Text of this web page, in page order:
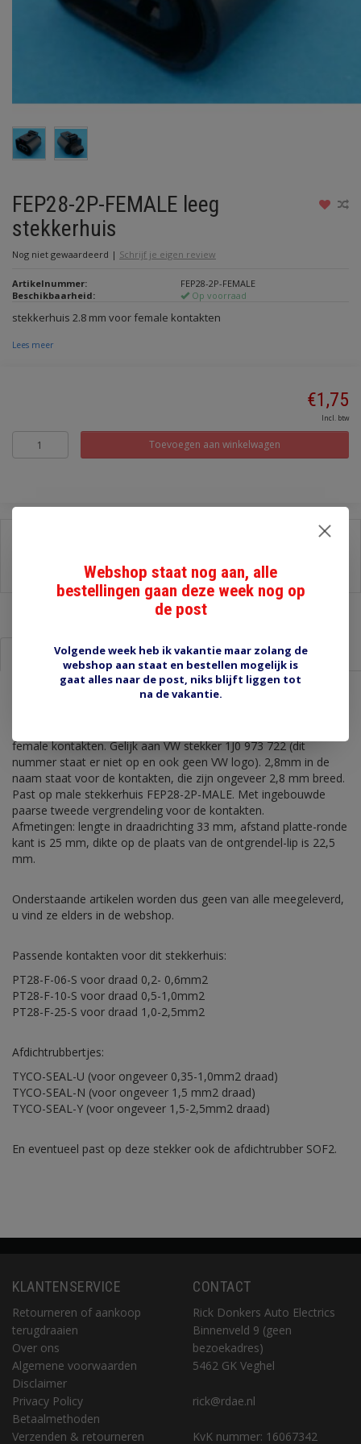
FEP28-2P-FEMALE leeg
stekkerhuis
Nog niet gewaardeerd | Schrijf je eigen review
Artikelnummer:
FEP28-2P-FEMALE
Beschikbaarheid:
Op voorraad
stekkerhuis 2.8 mm voor female kontakten
Lees meer
€1,75
Incl. btw
Toevoegen aan winkelwagen
Informatie Reviews (0)
female kontakten. Gelijk aan VW stekker 1J0 973 722 (dit
nummer staat er niet op en ook geen VW logo). 2,8mm in de
naam staat voor de kontakten, die zijn ongeveer 2,8 mm breed.
Past op male stekkerhuis FEP28-2P-MALE. Met ingebouwde
paarse tweede vergrendeling voor de kontakten.
Afmetingen: lengte in draadrichting 33 mm, afstand platte-ronde
kant is 25 mm, dikte op de plaats van de ontgrendel-lip is 22,5
mm.
Onderstaande artikelen worden dus geen van alle meegeleverd,
u vind ze elders in de webshop.
Passende kontakten voor dit stekkerhuis:
PT28-F-06-S voor draad 0,2- 0,6mm2
PT28-F-10-S voor draad 0,5-1,0mm2
PT28-F-25-S voor draad 1,0-2,5mm2
Afdichtrubbertjes:
TYCO-SEAL-U (voor ongeveer 0,35-1,0mm2 draad)
TYCO-SEAL-N (voor ongeveer 1,5 mm2 draad)
TYCO-SEAL-Y (voor ongeveer 1,5-2,5mm2 draad)
En eventueel past op deze stekker ook de afdichtrubber SOF2.
KLANTENSERVICE
Retourneren of aankoop
terugdraaien
Over ons
Algemene voorwaarden
Disclaimer
Privacy Policy
Betaalmethoden
Verzenden & retourneren
CONTACT
Rick Donkers Auto Electrics
Binnenveld 9 (geen
bezoekadres)
5462 GK Veghel
rick@rdae.nl
KvK nummer: 16067342
Webshop staat nog aan, alle
bestellingen gaan deze week nog op
de post
Volgende week heb ik vakantie maar zolang de
webshop aan staat en bestellen mogelijk is
gaat alles naar de post, niks blijft liggen tot
na de vakantie.